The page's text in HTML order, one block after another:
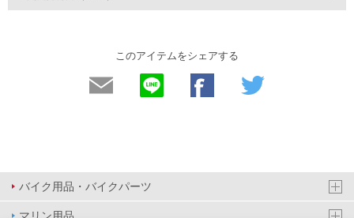
このアイテムをシェアする
バイク用品・バイクパーツ